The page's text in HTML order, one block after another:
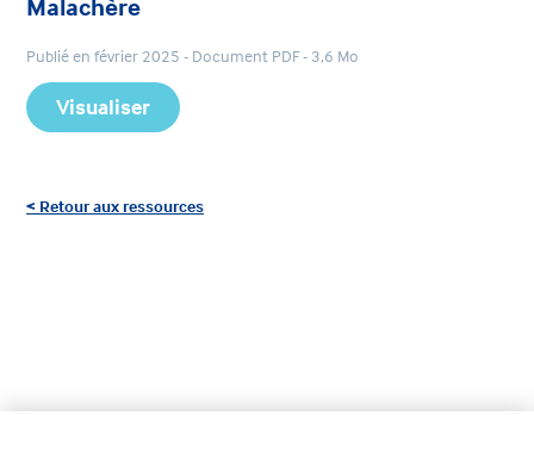
Malachère
Publié en février 2025 - Document PDF - 3,6 Mo
Visualiser
< Retour aux ressources